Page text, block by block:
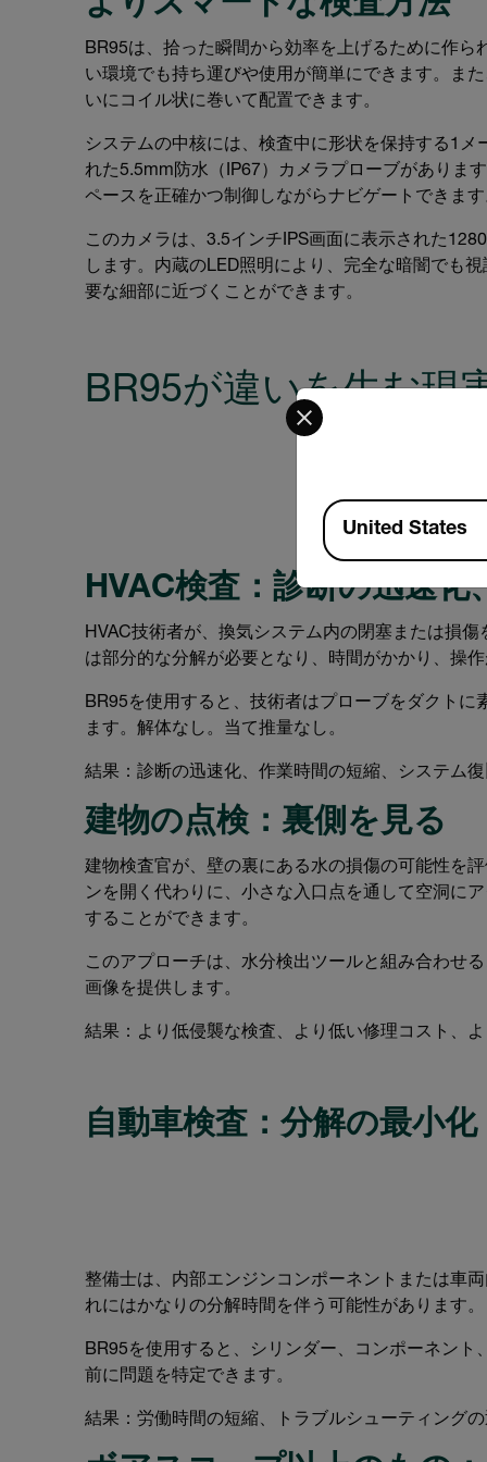
よりスマートな検査方法
BR95は、拾った瞬間から効率を上げるために作
い環境でも持ち運びや使用が簡単にできます。ま
いにコイル状に巻いて配置できます。
システムの中核には、検査中に形状を保持する1
れた5.5mm防水（IP67）カメラプローブがありま
ペースを正確かつ制御しながらナビゲートできま
このカメラは、3.5インチIPS画面に表示された
します。内蔵のLED照明により、完全な暗闇でも
要な細部に近づくことができます。
BR95が違いを生む現
HVAC検査：診断の迅速化
HVAC技術者が、換気システム内の閉塞または損
は部分的な分解が必要となり、時間がかかり、操
BR95を使用すると、技術者はプローブをダクト
ます。解体なし。当て推量なし。
結果：診断の迅速化、作業時間の短縮、システム
建物の点検：裏側を見る
建物検査官が、壁の裏にある水の損傷の可能性を
ンを開く代わりに、小さな入口点を通して空洞に
することができます。
このアプローチは、水分検出ツールと組み合わせ
画像を提供します。
結果：より低侵襲な検査、より低い修理コスト、
自動車検査：分解の最小化
整備士は、内部エンジンコンポーネントまたは車
れにはかなりの分解時間を伴う可能性があります。
BR95を使用すると、シリンダー、コンポーネン
前に問題を特定できます。
結果：労働時間の短縮、トラブルシューティング
Select your preferred
Available Locations
United States